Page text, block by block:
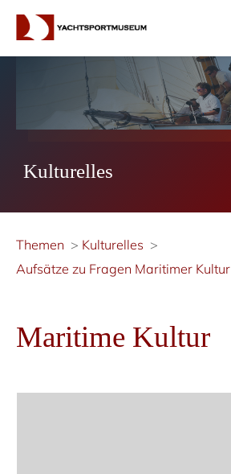
Kulturelles
Themen
Kulturelles
Aufsätze zu Fragen Maritimer Kultur
Maritime Kultur